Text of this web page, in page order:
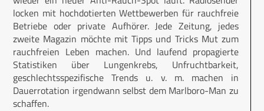
locken mit hochdotierten Wettbewerben für rauchfreie
Betriebe oder private Aufhörer. Jede Zeitung, jedes
zweite Magazin möchte mit Tipps und Tricks Mut zum
rauchfreien Leben machen. Und laufend propagierte
Statistiken über Lungenkrebs, Unfruchtbarkeit,
geschlechtsspezifische Trends u. v. m. machen in
Dauerrotation irgendwann selbst dem Marlboro-Man zu
schaffen.